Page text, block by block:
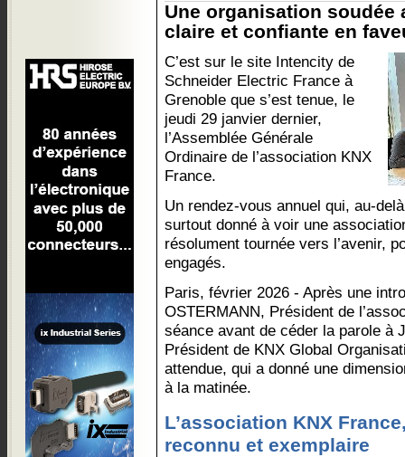
Une organisation soudée
claire et confiante en
C’est sur le site Intencity de
Schneider Electric France à
Grenoble que s’est tenue, le
jeudi 29 janvier dernier,
l’Assemblée Générale
Ordinaire de l’association KNX
France.
Un rendez-vous annuel qui, au-
surtout donné à voir une
résolument tournée vers l’avenir,
engagés.
Paris, février 2026 - Après une
OSTERMANN, Président de
séance avant de céder la parole à
Président de KNX Global
attendue, qui a donné une
à la matinée.
L’association KNX
reconnu et exemplaire